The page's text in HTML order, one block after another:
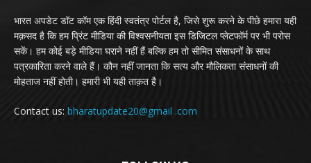
भारत अपडेट डॉट कॉम एक हिंदी स्वतंत्र पोर्टल है, जिसे शुरू करने के पीछे हमारा यही
मक़सद है कि हम प्रिंट मीडिया की विश्वसनीयता इस डिजिटल प्लेटफॉर्म पर भी परोस
सकें। हम कोई बड़े मीडिया घराने नहीं हैं बल्कि हम तो सीमित संसाधनों के साथ
पत्रकारिता करने वाले हैं। कौन नहीं जानता कि सत्य और मौलिकता संसाधनों की
मोहताज नहीं होती। हमारी भी यही ताक़त है।
Contact us: bharatupdate20@gmail .com